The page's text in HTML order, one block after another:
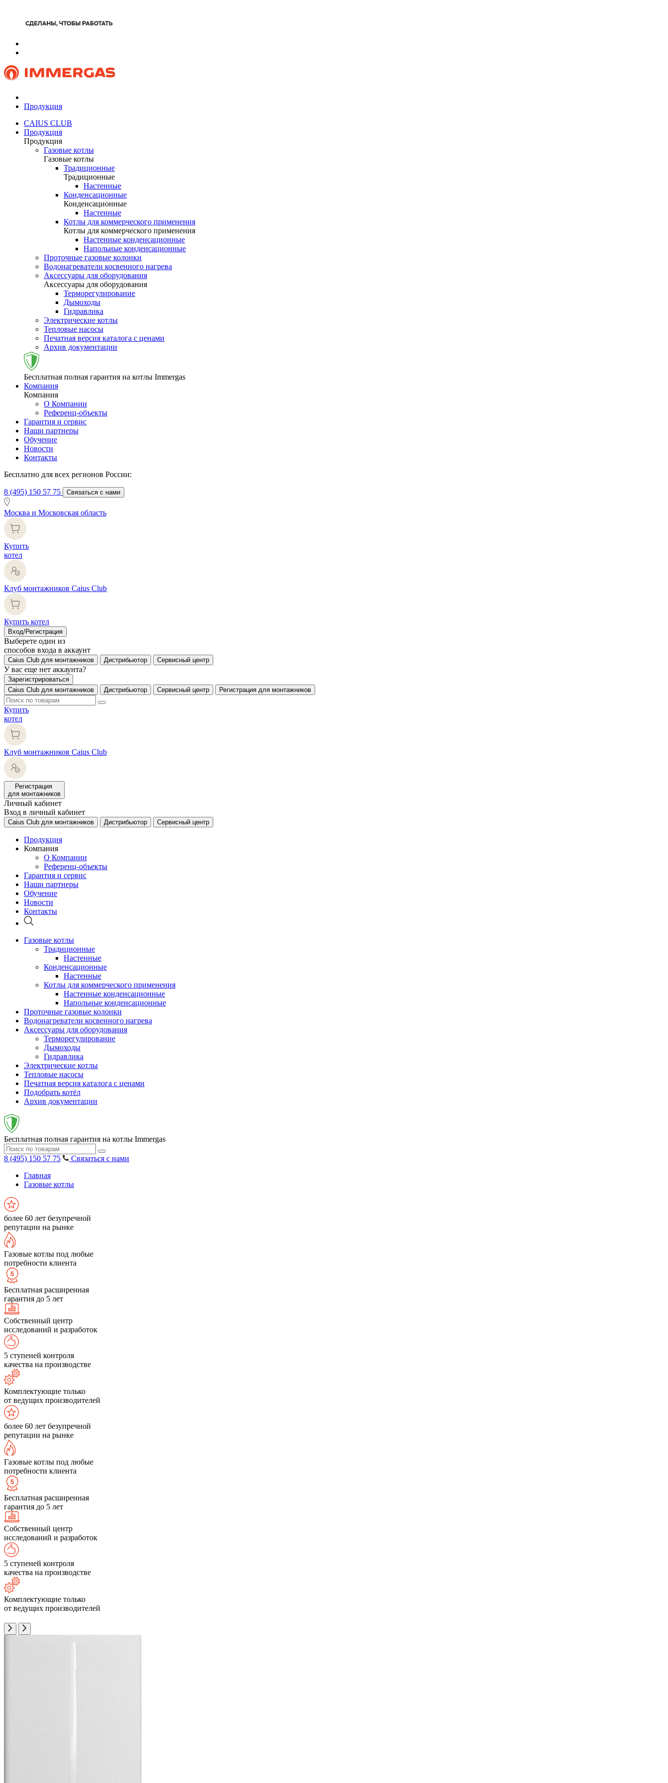
Продукция
CAIUS CLUB
Продукция
Продукция
Газовые котлы
Газовые котлы
Традиционные
Традиционные
Настенные
Конденсационные
Конденсационные
Настенные
Котлы для коммерческого применения
Котлы для коммерческого применения
Настенные конденсационные
Напольные конденсационные
Проточные газовые колонки
Водонагреватели косвенного нагрева
Аксессуары для оборудования
Аксессуары для оборудования
Терморегулирование
Дымоходы
Гидравлика
Электрические котлы
Тепловые насосы
Печатная версия каталога с ценами
Архив документации
Бесплатная полная гарантия на котлы Immergas
Компания
Компания
О Компании
Референц-объекты
Гарантия и сервис
Наши партнеры
Обучение
Новости
Контакты
Бесплатно для всех регионов России:
8 (495) 150 57 75 Связаться с нами
Москва и Московская область
Купить
котел
Клуб монтажников Caius Club
Купить котел
Вход/Регистрация
Выберете один из
способов входа в аккаунт
Caius Club для монтажников Дистрибьютор Сервисный центр
У вас еще нет аккаунта?
Зарегистрироваться
Caius Club для монтажников
Дистрибьютор Сервисный центр Регистрация для монтажников
Купить
котел
Клуб монтажников Caius Club
Регистрация
для монтажников
Личный кабинет
Вход в личный кабинет
Caius Club для монтажников Дистрибьютор Сервисный центр
Продукция
Компания
О Компании
Референц-объекты
Гарантия и сервис
Наши партнеры
Обучение
Новости
Контакты
Газовые котлы
Традиционные
Настенные
Конденсационные
Настенные
Котлы для коммерческого применения
Настенные конденсационные
Напольные конденсационные
Проточные газовые колонки
Водонагреватели косвенного нагрева
Аксессуары для оборудования
Терморегулирование
Дымоходы
Гидравлика
Электрические котлы
Тепловые насосы
Печатная версия каталога с ценами
Подобрать котёл
Архив документации
Бесплатная полная гарантия на котлы Immergas
8 (495) 150 57 75
Связаться с нами
Главная
Газовые котлы
более 60 лет безупречной
репутации на рынке
Газовые котлы под любые
потребности клиента
Бесплатная расширенная
гарантия до 5 лет
Собственный центр
исследований и разработок
5 ступеней контроля
качества на производстве
Комплектующие только
от ведущих производителей
более 60 лет безупречной
репутации на рынке
Газовые котлы под любые
потребности клиента
Бесплатная расширенная
гарантия до 5 лет
Собственный центр
исследований и разработок
5 ступеней контроля
качества на производстве
Комплектующие только
от ведущих производителей